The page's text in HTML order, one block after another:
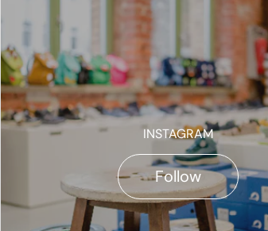
INSTAGRAM
Follow